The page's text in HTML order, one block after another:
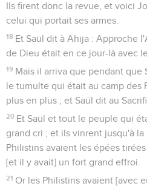
Ils firent donc la revue, et voici
celui qui portait ses armes.
18 Et Saül dit à Ahija : Approche
de Dieu était en ce jour-là avec
19 Mais il arriva que pendant que
le tumulte qui était au camp des
plus en plus ; et Saül dit au
20 Et Saül et tout le peuple qui
grand cri ; et ils vinrent jusqu'à
Philistins avaient les épées
[et il y avait] un fort grand effroi.
21 Or les Philistins avaient [avec